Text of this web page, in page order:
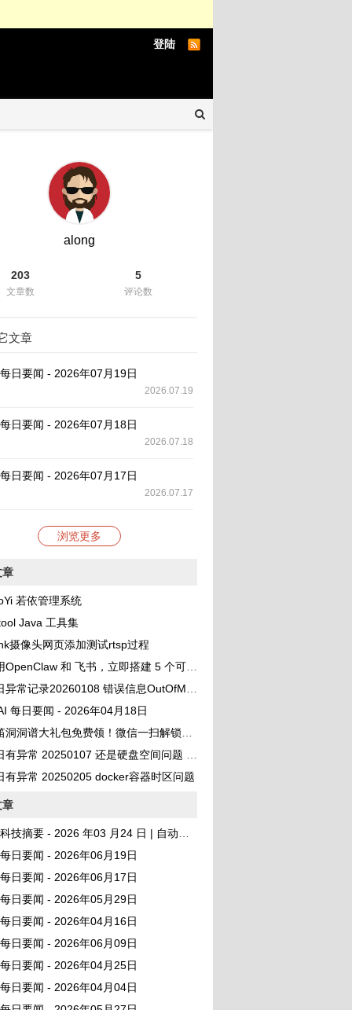
登陆
along
203
文章数
5
评论数
文章
日要闻 - 2026年07月19日
2026.07.19
日要闻 - 2026年07月18日
2026.07.18
日要闻 - 2026年07月17日
2026.07.17
浏览更多
章
若依管理系统
Java 工具集
摄像头网页添加测试rtsp过程
和 飞书，立即搭建 5 个可协作的 AI 助理团队
记录20260108 错误信息OutOfMemoryError: unable to create new native thread
每日要闻 - 2026年04月18日
洞谱大礼包免费领！微信一扫解锁百首曲谱
异常 20250107 还是硬盘空间问题 No space left on device
有异常 20250205 docker容器时区问题
章
技摘要 - 2026 年03 月24 日 | 自动发布
日要闻 - 2026年06月19日
日要闻 - 2026年06月17日
日要闻 - 2026年05月29日
日要闻 - 2026年04月16日
日要闻 - 2026年06月09日
日要闻 - 2026年04月25日
日要闻 - 2026年04月04日